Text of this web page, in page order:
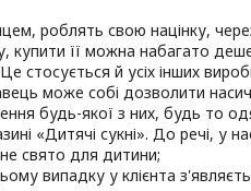
роблять свою націнку,
купити її можна набагато
стосується й усіх інших
може собі дозволити
будь-якої з них, будь то
«Дитячі сукні». До речі, у
свято для дитини;
випадку у клієнта